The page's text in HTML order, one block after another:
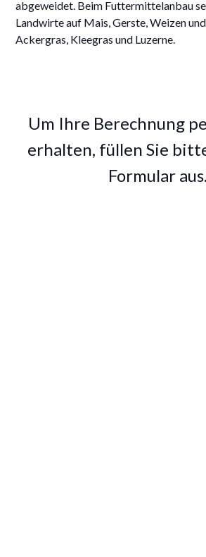
abgeweidet. Beim Futtermittelanbau
Landwirte auf Mais, Gerste, Weizen
Ackergras, Kleegras und Luzerne.
Um Ihre Berechnung
erhalten, füllen Sie
Formular aus.